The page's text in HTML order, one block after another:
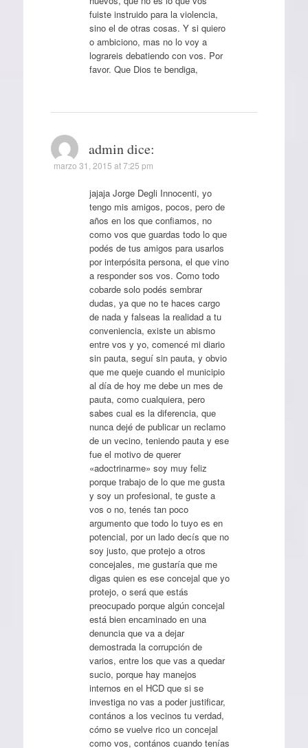
fuiste instruido para la violencia,
sino el de otras cosas. Y si quiero
o ambiciono, mas no lo voy a
lograreis debatiendo con vos. Por
favor. Que Dios te bendiga,
admin dice:
marzo 31, 2015 at 7:25 pm
jajaja Jorge Degli Innocenti, yo
tengo mis amigos, pocos, pero de
años en los que confiamos, no
como vos que guardas todo lo que
podés de tus amigos para usarlos
por interpósita persona, el que vino
a responder sos vos. Como todo
cobarde solo podés sembrar
dudas, ya que no te haces cargo
de nada y falseas la realidad a tu
conveniencia, existe un abismo
entre vos y yo, comencé mi diario
sin pauta, seguí sin pauta, y obvio
que me queje cuando el municipio
al día de hoy me debe un mes de
pauta, como cualquiera, pero
sabes cual es la diferencia, que
nunca dejé de publicar un reclamo
de un vecino, teniendo pauta y ese
fue el motivo de querer
«adoctrinarme» soy muy feliz
porque trabajo de lo que me gusta
y soy un profesional, te guste a
vos o no, tenés tan poco
argumento que todo lo tuyo es en
potencial, por un lado decís que no
soy justo, que protejo a otros
concejales, me gustaría que me
digas quien es ese concejal que yo
protejo, o será que estás
preocupado porque algún concejal
está bien encaminado en una
denuncia que va a dejar
demostrada la corrupción de
varios, entre los que vas a quedar
sucio, porque hay manejos
internos en el HCD que si se
investiga no vas a poder justificar,
contános a los vecinos tu verdad,
cómo se vuelve rico un concejal
como vos, contános cuando tenías